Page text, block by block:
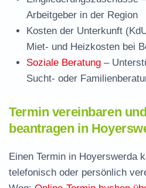
Arbeitgeber in der Region
Kosten der Unterkunft
Miet- und Heizkosten bei
Soziale Beratung –
Sucht- oder
Termin vereinbaren
beantragen in
Einen Termin in Hoyerswerda
telefonisch oder persönlich